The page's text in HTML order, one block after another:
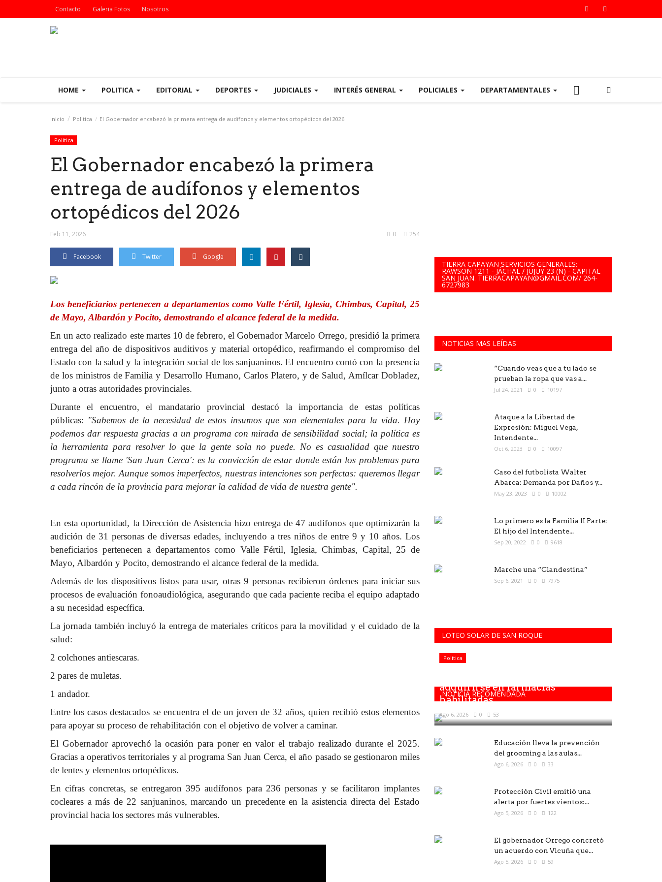
Contacto Galeria Fotos Nosotros
HOME POLITICA EDITORIAL DEPORTES JUDICIALES INTERÉS GENERAL POLICIALES DEPARTAMENTALES
Inicio Politica El Gobernador encabezó la primera entrega de audífonos y elementos ortopédicos del 2026
Politica
El Gobernador encabezó la primera
entrega de audífonos y elementos
ortopédicos del 2026
Feb 11, 2026 254
0
Facebook Twitter Google
Los beneficiarios pertenecen a departamentos como Valle Fértil, Iglesia, Chimbas, Capital, 25
de Mayo, Albardón y Pocito, demostrando el alcance federal de la medida.
En un acto realizado este martes 10 de febrero, el Gobernador Marcelo Orrego, presidió la primera
entrega del año de dispositivos auditivos y material ortopédico, reafirmando el compromiso del
Estado con la salud y la integración social de los sanjuaninos. El encuentro contó con la presencia
de los ministros de Familia y Desarrollo Humano, Carlos Platero, y de Salud, Amílcar Dobladez,
junto a otras autoridades provinciales.
Durante el encuentro, el mandatario provincial destacó la importancia de estas políticas
públicas: "Sabemos de la necesidad de estos insumos que son elementales para la vida. Hoy
podemos dar respuesta gracias a un programa con mirada de sensibilidad social; la política es
la herramienta para resolver lo que la gente sola no puede. No es casualidad que nuestro
programa se llame 'San Juan Cerca': es la convicción de estar donde están los problemas para
resolverlos mejor. Aunque somos imperfectos, nuestras intenciones son perfectas: queremos llegar
a cada rincón de la provincia para mejorar la calidad de vida de nuestra gente".
En esta oportunidad, la Dirección de Asistencia hizo entrega de 47 audífonos que optimizarán la
audición de 31 personas de diversas edades, incluyendo a tres niños de entre 9 y 10 años. Los
beneficiarios pertenecen a departamentos como Valle Fértil, Iglesia, Chimbas, Capital, 25 de
Mayo, Albardón y Pocito, demostrando el alcance federal de la medida.
Además de los dispositivos listos para usar, otras 9 personas recibieron órdenes para iniciar sus
procesos de evaluación fonoaudiológica, asegurando que cada paciente reciba el equipo adaptado
a su necesidad específica.
La jornada también incluyó la entrega de materiales críticos para la movilidad y el cuidado de la
salud:
2 colchones antiescaras.
2 pares de muletas.
1 andador.
Entre los casos destacados se encuentra el de un joven de 32 años, quien recibió estos elementos
para apoyar su proceso de rehabilitación con el objetivo de volver a caminar.
El Gobernador aprovechó la ocasión para poner en valor el trabajo realizado durante el 2025.
Gracias a operativos territoriales y al programa San Juan Cerca, el año pasado se gestionaron miles
de lentes y elementos ortopédicos.
En cifras concretas, se entregaron 395 audífonos para 236 personas y se facilitaron implantes
cocleares a más de 22 sanjuaninos, marcando un precedente en la asistencia directa del Estado
provincial hacia los sectores más vulnerables.
TIERRA CAPAYAN SERVICIOS GENERALES:
RAWSON 1211 - JÁCHAL / JUJUY 23 (N) - CAPITAL
SAN JUAN. TIERRACAPAYAN@GMAIL.COM/ 264-
6727983
NOTICIAS MAS LEÍDAS
“Cuando veas que a tu lado se
prueban la ropa que vas a...
Jul 24, 2021 0 10197
Ataque a la Libertad de
Expresión: Miguel Vega,
Intendente...
Oct 6, 2023 0 10097
Caso del futbolista Walter
Abarca: Demanda por Daños y...
May 23, 2023 0 10002
Lo primero es la Familia II Parte:
El hijo del Intendente...
Sep 20, 2022 0 9618
Marche una “Clandestina”
Sep 6, 2021 0 7975
LOTEO SOLAR DE SAN ROQUE
NOTICIA RECOMENDADA
Politica
adquirirse en farmacias
habilitadas
Ago 6, 2026 0 53
Educación lleva la prevención
del grooming a las aulas...
Ago 6, 2026 0 33
Protección Civil emitió una
alerta por fuertes vientos:...
Ago 5, 2026 0 122
El gobernador Orrego concretó
un acuerdo con Vicuña que...
Ago 5, 2026 0 59